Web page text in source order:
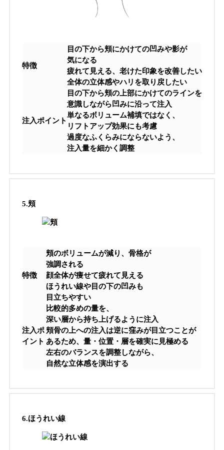
特徴
目の下から頬にかけての凹みや影が
気になる
疲れて見える、老けた印象を改善したい
全体の立体感やハリを取り戻したい
注入ポイント
目の下から頬の上部にかけてのラインを
意識しながら凹みに沿って注入
単なるボリューム補填ではなく、
リフトアップ効果にも考慮
過度なふくらみにならないよう、
注入量を細かく調整
5.頬
特徴
頬のボリュームが減り、骨格が
強調される
顔全体が痩せて疲れて見える
ほうれい線や目の下の凹みも
目立ちやすい
注入ポ
イント
比較的多めの量を、
深い層から持ち上げるように注入
頬骨の上への注入は逆に窪みが目立つことが
あるため、量・位置・層を確実に見極める
左右のバランスを調整しながら、
自然な立体感を演出する
6.ほうれい線